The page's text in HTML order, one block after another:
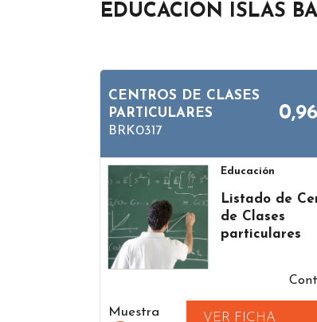
EDUCACIÓN ISLAS
CENTROS DE CLASES
PARTICULARES
BRK0317
0,96
Educación
Listado de
de Clases
particulares
Muestra
VER FICHA